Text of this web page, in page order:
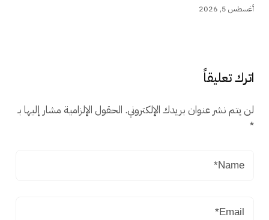
أغسطس 5, 2026
اترك تعليقاً
لن يتم نشر عنوان بريدك الإلكتروني. الحقول الإلزامية مشار إليها بـ
*